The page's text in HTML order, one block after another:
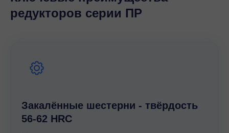
стандартов и обеспечивает стабильную работу в
широком диапазоне температур, что делает его
редукторов серии ПР
Закалённые шестерни - твёрдость
56-62 HRC